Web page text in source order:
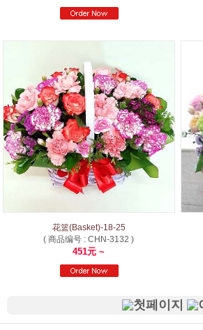
花篮(Basket)-18-25
( 商品编号 : CHN-3132 )
451元 ~